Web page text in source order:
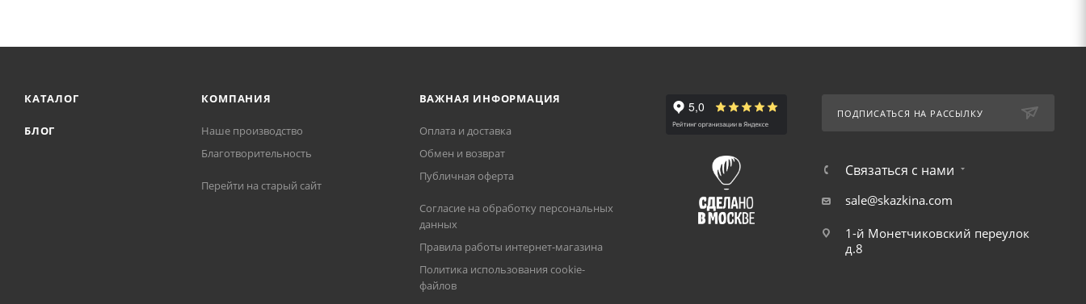
КАТАЛОГ
БЛОГ
КОМПАНИЯ
Наше производство
Благотворительность
Перейти на старый сайт
ВАЖНАЯ ИНФОРМАЦИЯ
Оплата и доставка
Обмен и возврат
Публичная оферта
Согласие на обработку персональных
данных
Правила работы интернет-магазина
Политика использования cookie-
файлов
ПОДПИСАТЬСЯ НА РАССЫЛКУ
Связаться с нами
sale@skazkina.com
1-й Монетчиковский переулок
д.8